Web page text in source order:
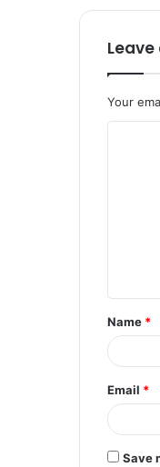
Leave
Your
Name *
Email *
Save